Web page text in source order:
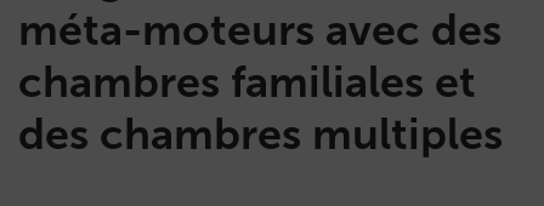
méta-moteurs avec des
chambres familiales et
des chambres multiples